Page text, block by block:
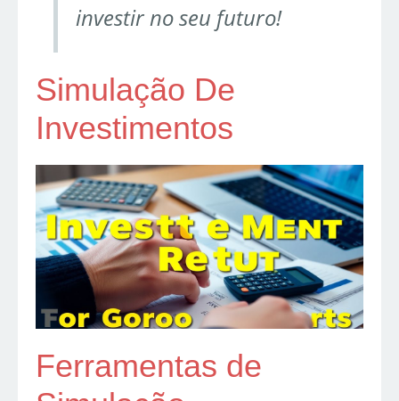
investir no seu futuro!
Simulação De
Investimentos
Ferramentas de